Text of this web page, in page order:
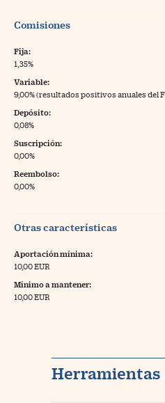
Comisiones
Fija:
1,35%
Variable:
9,00% (resultados positivos anuales del
Depósito:
0,08%
Suscripción:
0,00%
Reembolso:
0,00%
Otras características
Aportación mínima:
10,00 EUR
Mínimo a mantener:
10,00 EUR
Herramientas